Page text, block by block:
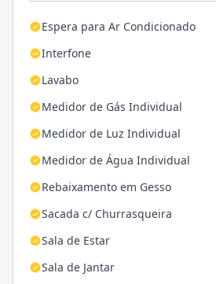
Espera para Ar Condicionado
Interfone
Lavabo
Medidor de Gás Individual
Medidor de Luz Individual
Medidor de Água Individual
Rebaixamento em Gesso
Sacada c/ Churrasqueira
Sala de Estar
Sala de Jantar